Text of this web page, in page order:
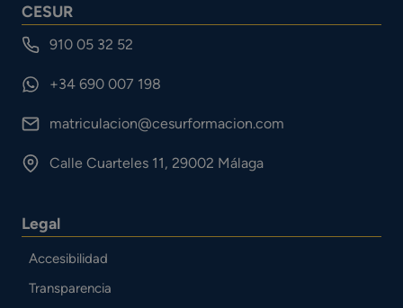
CESUR
910 05 32 52
+34 690 007 198
matriculacion@cesurformacion.com
Calle Cuarteles 11, 29002 Málaga
Legal
Accesibilidad
Transparencia